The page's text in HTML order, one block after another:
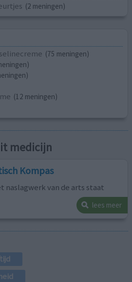
(2 meningen)
(75 meningen)
(12 meningen)
medicijn
Kompas
naslagwerk van de arts staat
lees meer